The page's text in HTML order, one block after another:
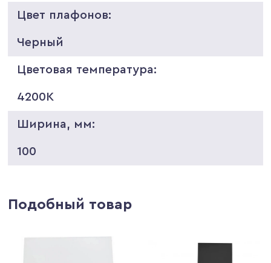
Цвет плафонов:
Черный
Цветовая температура:
4200K
Ширина, мм:
100
Подобный товар